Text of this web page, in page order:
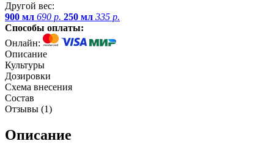
Другой вес:
900 мл 690 р. 250 мл 335 р.
Способы оплаты:
Онлайн:
Описание
Культуры
Дозировки
Схема внесения
Состав
Отзывы (1)
Описание